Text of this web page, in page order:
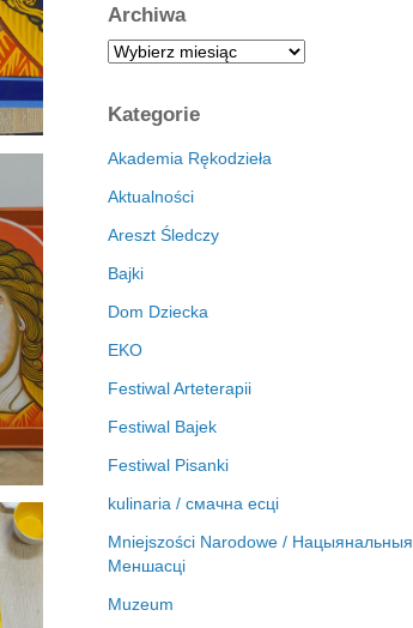
Archiwa
A
h
i
a
Kategorie
Akademia Rękodzieła
Aktualności
Areszt Śledczy
Bajki
Dom Dziecka
EKO
Festiwal Arteterapii
Festiwal Bajek
Festiwal Pisanki
kulinaria / смачна есці
Mniejszości Narodowe / Нацыянальныя
Меншасці
Muzeum